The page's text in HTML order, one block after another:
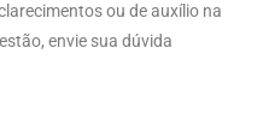
ou de auxílio na
envie sua dúvida